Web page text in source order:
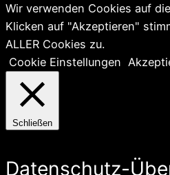
Wir verwenden Cookies auf
Klicken auf "Akzeptieren"
ALLER Cookies zu.
Cookie Einstellungen
Schließen
Datenschutz-